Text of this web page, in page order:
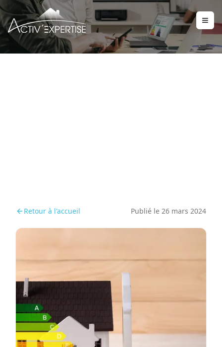
Retour à l'accueil Publié le 26 mars 2024